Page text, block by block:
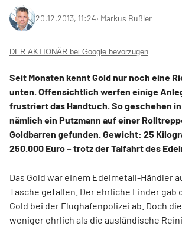
20.12.2013, 11:24‧ Markus Bußler
DER AKTIONÄR bei Google bevorzugen
Seit Monaten kennt Gold nur noch eine
unten. Offensichtlich werfen einige
frustriert das Handtuch. So geschehen
nämlich ein Putzmann auf einer
Goldbarren gefunden. Gewicht: 25
250.000 Euro – trotz der Talfahrt des
Das Gold war einem Edelmetall-Händler
Tasche gefallen. Der ehrliche Finder gab
Gold bei der Flughafenpolizei ab. Doch
weniger ehrlich als die ausländische